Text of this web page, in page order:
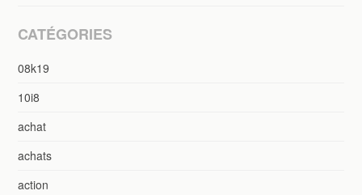
CATÉGORIES
08k19
10i8
achat
achats
action